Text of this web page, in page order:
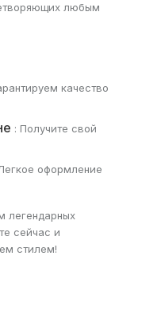
любым
качество
: Получите свой
оформление
легендарных
сейчас и
стилем!